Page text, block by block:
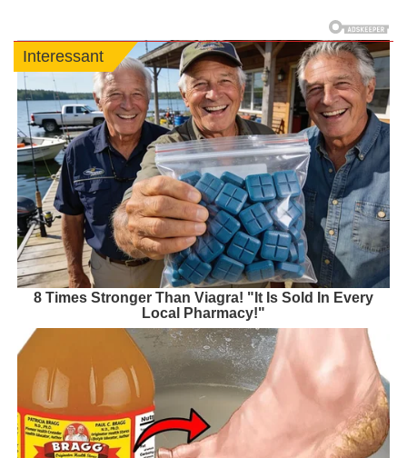
Interessant
8 Times Stronger Than Viagra! "It Is Sold In Every
Local Pharmacy!"